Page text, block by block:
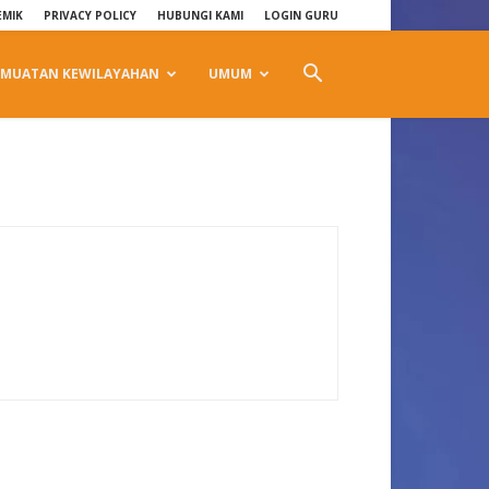
PRIVACY POLICY HUBUNGI KAMI LOGIN GURU
MUATAN KEWILAYAHAN UMUM